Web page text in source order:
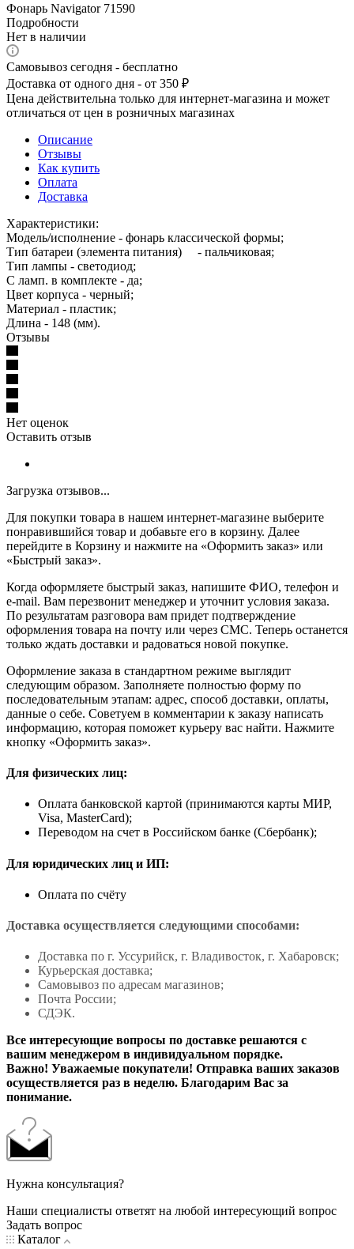
Фонарь Navigator 71590
Подробности
Нет в наличии
Самовывоз сегодня - бесплатно
Доставка от одного дня - от 350 ₽
Цена действительна только для интернет-магазина и может
отличаться от цен в розничных магазинах
Описание
Отзывы
Как купить
Оплата
Доставка
Характеристики:
Модель/исполнение - фонарь классической формы;
Тип батареи (элемента питания) - пальчиковая;
Тип лампы - светодиод;
С ламп. в комплекте - да;
Цвет корпуса - черный;
Материал - пластик;
Длина - 148 (мм).
Отзывы
Нет оценок
Оставить отзыв
Загрузка отзывов...
Для покупки товара в нашем интернет-магазине выберите
понравившийся товар и добавьте его в корзину. Далее
перейдите в Корзину и нажмите на «Оформить заказ» или
«Быстрый заказ».
Когда оформляете быстрый заказ, напишите ФИО, телефон и
e-mail. Вам перезвонит менеджер и уточнит условия заказа.
По результатам разговора вам придет подтверждение
оформления товара на почту или через СМС. Теперь останется
только ждать доставки и радоваться новой покупке.
Оформление заказа в стандартном режиме выглядит
следующим образом. Заполняете полностью форму по
последовательным этапам: адрес, способ доставки, оплаты,
данные о себе. Советуем в комментарии к заказу написать
информацию, которая поможет курьеру вас найти. Нажмите
кнопку «Оформить заказ».
Для физических лиц:
Оплата банковской картой (принимаются карты МИР,
Visa, MasterCard);
Переводом на счет в Российском банке (Сбербанк);
Для юридических лиц и ИП:
Оплата по счёту
Доставка осуществляется следующими способами:
Доставка по г. Уссурийск, г. Владивосток, г. Хабаровск;
Курьерская доставка;
Самовывоз по адресам магазинов;
Почта России;
СДЭК.
Все интересующие вопросы по доставке решаются с
вашим менеджером в индивидуальном порядке.
Важно! Уважаемые покупатели! Отправка ваших заказов
осуществляется раз в неделю. Благодарим Вас за
понимание.
Нужна консультация?
Наши специалисты ответят на любой интересующий вопрос
Задать вопрос
Каталог